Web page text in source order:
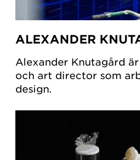
ALEXANDER
Alexander Knutagård
och art director som
design.